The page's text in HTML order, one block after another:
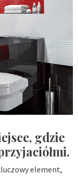
gdzie
element,